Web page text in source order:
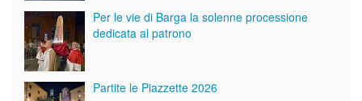
Per le vie di Barga la solenne processione
dedicata al patrono
Partite le Piazzette 2026